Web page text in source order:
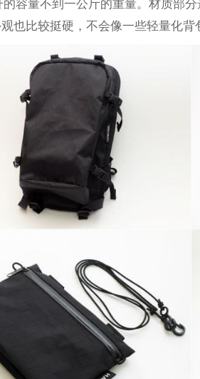
的容量不到一公斤的重量。材质部
也比较挺硬，不会像一些轻量化背